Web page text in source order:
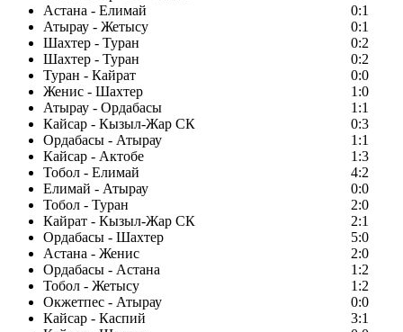
Астана - Елимай
0:1
Атырау - Жетысу
0:1
Шахтер - Туран
0:2
Шахтер - Туран
0:2
Туран - Кайрат
0:0
Женис - Шахтер
1:0
Атырау - Ордабасы
1:1
Кайсар - Кызыл-Жар СК
0:3
Ордабасы - Атырау
1:1
Кайсар - Актобе
1:3
Тобол - Елимай
4:2
Елимай - Атырау
0:0
Тобол - Туран
2:0
Кайрат - Кызыл-Жар СК
2:1
Ордабасы - Шахтер
5:0
Астана - Женис
2:0
Ордабасы - Астана
1:2
Тобол - Жетысу
1:2
Окжетпес - Атырау
0:0
Кайсар - Каспий
3:1